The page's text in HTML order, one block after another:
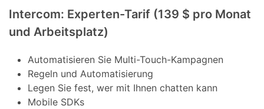
Intercom: Experten-Tarif (139 $ pro Monat
und Arbeitsplatz)
Automatisieren Sie Multi-Touch-Kampagnen
Regeln und Automatisierung
Legen Sie fest, wer mit Ihnen chatten kann
Mobile SDKs